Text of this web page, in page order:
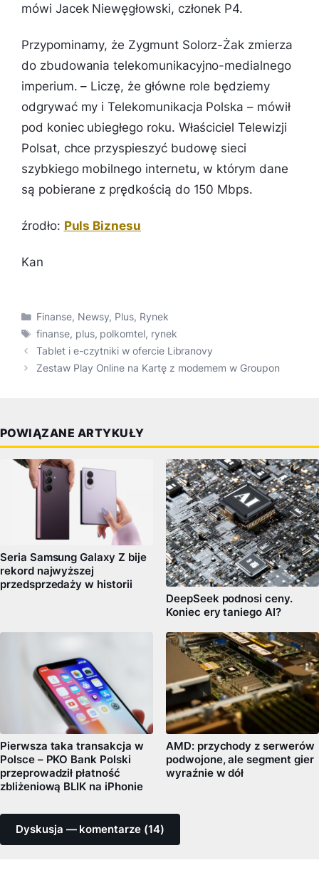
mówi Jacek Niewęgłowski, członek P4.
Przypominamy, że Zygmunt Solorz-Żak zmierza
do zbudowania telekomunikacyjno-medialnego
imperium. – Liczę, że główne role będziemy
odgrywać my i Telekomunikacja Polska– mówił
pod koniec ubiegłego roku. Właściciel Telewizji
Polsat, chce przyspieszyć budowę sieci
szybkiego mobilnego internetu, w którym dane
są pobierane z prędkością do 150 Mbps.
źrodło: Puls Biznesu
Kan
Kategorie
Finanse, Newsy, Plus, Rynek
Tagi
finanse, plus, polkomtel, rynek
Tablet i e-czytniki w ofercie Libranovy
Zestaw Play Online na Kartę z modemem w Groupon
POWIĄZANE ARTYKUŁY
Seria Samsung Galaxy Z bije
rekord najwyższej
przedsprzedaży w historii
DeepSeek podnosi ceny.
Koniec ery taniego AI?
Pierwsza taka transakcja w
Polsce – PKO Bank Polski
przeprowadził płatność
zbliżeniową BLIK na iPhonie
AMD: przychody z serwerów
podwojone, ale segment gier
wyraźnie w dół
Dyskusja — komentarze (14)